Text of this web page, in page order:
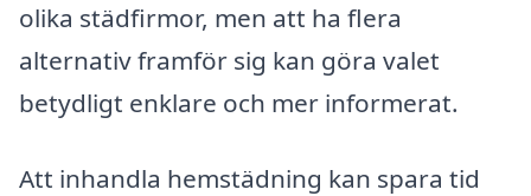
olika städfirmor, men att ha flera
alternativ framför sig kan göra valet
betydligt enklare och mer informerat.
Att inhandla hemstädning kan spara tid